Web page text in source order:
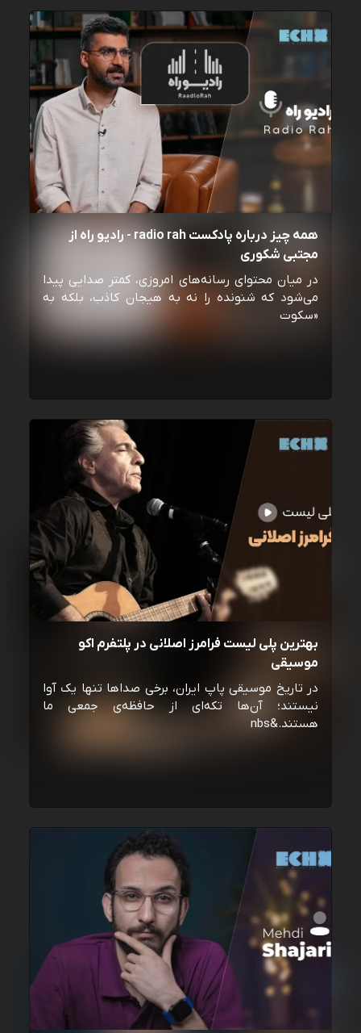
همه چیز درباره پادکست radio rah - رادیو راه از
مجتبی شکوری
در میان محتوای رسانه‌های امروزی، کمتر صدایی پیدا
می‌شود که شنونده را نه به هیجان کاذب، بلکه به
«سکوت
بهترین پلی لیست فرامرز اصلانی در پلتفرم اکو
موسیقی
در تاریخ موسیقی پاپ ایران، برخی صداها تنها یک آوا
نیستند؛ آن‌ها تکه‌ای از حافظه‌ی جمعی ما
هستند.&nbs